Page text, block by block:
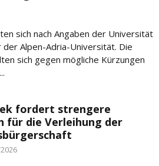
sich nach Angaben der Universität
Alpen-Adria-Universität. Die
sich gegen mögliche Kürzungen
fordert strengere
für die Verleihung der